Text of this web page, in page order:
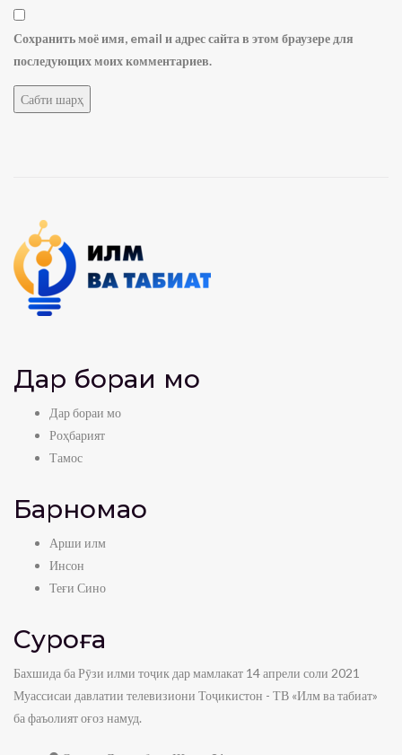
Сохранить моё имя, email и адрес сайта в этом браузере для
последующих моих комментариев.
Дар бораи мо
Дар бораи мо
Роҳбарият
Тамос
Барномаҳо
Арши илм
Инсон
Теғи Сино
Суроға
Бахшида ба Рӯзи илми тоҷик дар мамлакат 14 апрели соли 2021
Муассисаи давлатии телевизиони Тоҷикистон - ТВ «Илм ва табиат»
ба фаъолият оғоз намуд.